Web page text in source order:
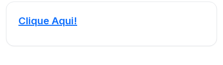
Clique Aqui!